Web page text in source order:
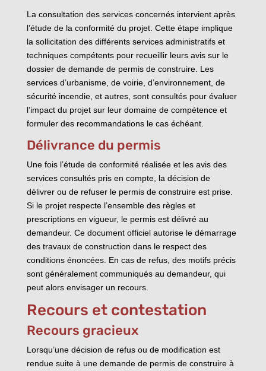
La consultation des services concernés intervient après
l’étude de la conformité du projet. Cette étape implique
la sollicitation des différents services administratifs et
techniques compétents pour recueillir leurs avis sur le
dossier de demande de permis de construire. Les
services d’urbanisme, de voirie, d’environnement, de
sécurité incendie, et autres, sont consultés pour évaluer
l’impact du projet sur leur domaine de compétence et
formuler des recommandations le cas échéant.
Délivrance du permis
Une fois l’étude de conformité réalisée et les avis des
services consultés pris en compte, la décision de
délivrer ou de refuser le permis de construire est prise.
Si le projet respecte l’ensemble des règles et
prescriptions en vigueur, le permis est délivré au
demandeur. Ce document officiel autorise le démarrage
des travaux de construction dans le respect des
conditions énoncées. En cas de refus, des motifs précis
sont généralement communiqués au demandeur, qui
peut alors envisager un recours.
Recours et contestation
Recours gracieux
Lorsqu’une décision de refus ou de modification est
rendue suite à une demande de permis de construire à